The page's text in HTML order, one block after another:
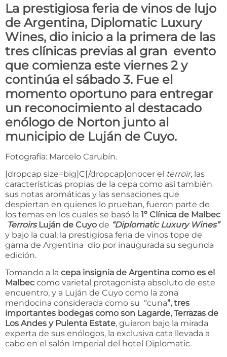
La prestigiosa feria de vinos de lujo
de Argentina, Diplomatic Luxury
Wines, dio inicio a la primera de las
tres clínicas previas al gran evento
que comienza este viernes 2 y
continúa el sábado 3. Fue el
momento oportuno para entregar
un reconocimiento al destacado
enólogo de Norton junto al
municipio de Luján de Cuyo.
Fotografía: Marcelo Carubín.
[dropcap size=big]C[/dropcap]onocer el terroir, las
características propias de la cepa como así también
sus notas aromáticas y las sensaciones que
despiertan en quienes lo prueban, fueron parte de
los temas en los cuales se basó la 1º Clínica de Malbec
TerroirsLuján de Cuyo de “Diplomatic Luxury Wines”
y bajo la cual, la prestigiosa feria de vinos tope de
gama de Argentina dio por inaugurada su segunda
edición.
Tomando a la cepa insignia de Argentina como es el
Malbec como varietal protagonista absoluto de este
encuentro, y a Luján de Cuyo como la zona
mendocina considerada como su “cuna”, tres
importantes bodegas como son Lagarde, Terrazas de
Los Andes y Pulenta Estate, guiaron bajo la mirada
experta de sus enólogos, la exclusiva cata llevada a
cabo en el salón Imperial del hotel Diplomatic.